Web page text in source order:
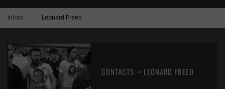
Inicio Leonard Freed
CONTACTS ·> LEONARD FREED